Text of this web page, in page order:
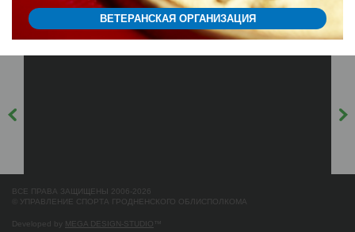
ВЕТЕРАНСКАЯ ОРГАНИЗАЦИЯ
ВСЕ ПРАВА ЗАЩИЩЕНЫ 2006-2026
© УПРАВЛЕНИЕ СПОРТА ГРОДНЕНСКОГО ОБЛИСПОЛКОМА
Developed by MEGA DESIGN-STUDIO ™